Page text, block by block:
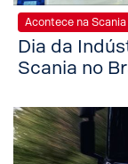
Acontece na Scania
Dia da
Scania no